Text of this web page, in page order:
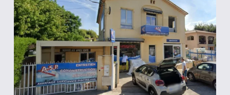
Avantage
Service
Piscine
Biot